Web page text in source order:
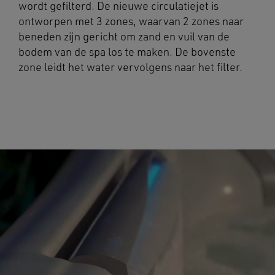
wordt gefilterd. De nieuwe circulatiejet is
ontworpen met 3 zones, waarvan 2 zones naar
beneden zijn gericht om zand en vuil van de
bodem van de spa los te maken. De bovenste
zone leidt het water vervolgens naar het filter.